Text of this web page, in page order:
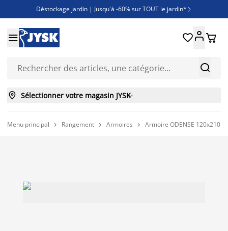
Déstockage jardin | Jusqu'à -60% sur TOUT le jardin* 
Jusqu'à -50% sur une sélection literie
Découvrez les nouveautés de la collection


 
 Sélectionner votre magasin JYSK
Menu principal  Rangement  Armoires  Armoire ODENSE 120x210